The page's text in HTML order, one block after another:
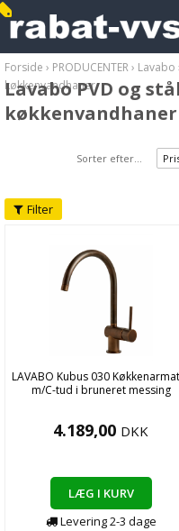
Forside › PRODUCENTER› Lavabo
køkkenvandhaner
Lavabo PVD og
køkkenvandhaner
Sorter efter...
Filter
LAVABO Kubus 030
m/C-tud i bruneret messing
4.189,00 DKK
LÆG I KURV
Levering2-3 dage